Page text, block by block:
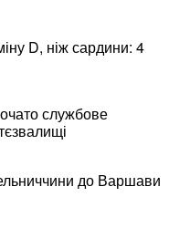
D, ніж сардини: 4
службове
до Варшави